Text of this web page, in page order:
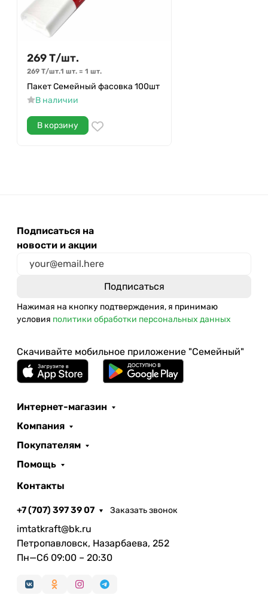
269Т/шт.
269 Т/шт.1 шт. = 1 шт.
Пакет Семейный фасовка 100шт
В наличии
В корзину
Подписаться на
новости и акции
Нажимая на кнопку подтверждения, я принимаю
условия политики обработки персональных данных
Скачивайте мобильное приложение "Семейный"
Интернет-магазин
Компания
Покупателям
Помощь
Контакты
+7 (707) 397 39 07 Заказать звонок
imtatkraft@bk.ru
Петропавловск, Назарбаева, 252
Пн—Сб 09:00 – 20:30